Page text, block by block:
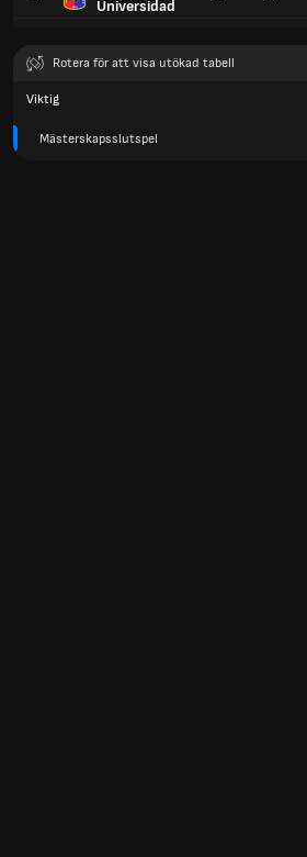
Universidad
Rotera för att visa utökad tabell
Viktig
Mästerskapsslutspel